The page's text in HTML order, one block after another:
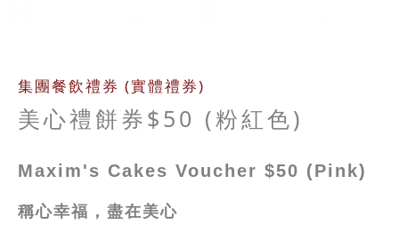
集團餐飲禮券 (實體禮券)
美心禮餅券$50 (粉紅色)
Maxim's Cakes Voucher $50 (Pink)
稱心幸福，盡在美心